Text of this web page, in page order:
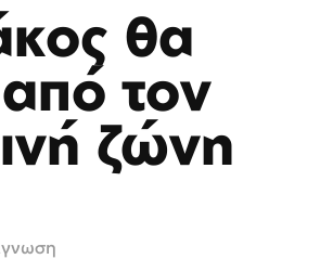
θα
τον
ζώνη